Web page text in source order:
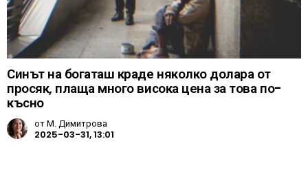
Синът на богаташ краде няколко долара от
просяк, плаща много висока цена за това по-
късно
отМ. Димитрова
2025-03-31, 13:01